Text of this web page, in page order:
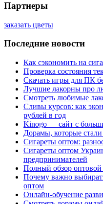
Партнеры
заказать цветы
Последние новости
Как сэкономить на
Проверка состояния
Скачать игры для ПК
Лучшие лакорны про
Смотреть любимые
Сливы курсов: как
рублей в год
Kinogo — сайт с
Дорамы, которые
Сигареты оптом:
Сигареты оптом
предпринимателей
Полный обзор оптовой
Почему важно
оптом
Онлайн-обучение